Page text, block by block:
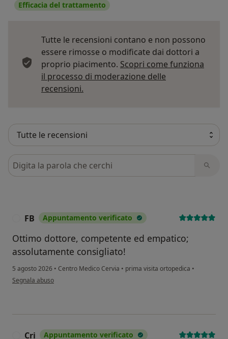
Efficacia del trattamento
Tutte le recensioni contano e non possono
essere rimosse o modificate dai dottori a
proprio piacimento. Scopri come funziona
il processo di moderazione delle
recensioni.
Cerca nelle recensioni
FB Appuntamento verificato
Ottimo dottore, competente ed empatico;
assolutamente consigliato!
5 agosto 2026 • Centro Medico Cervia • prima visita ortopedica •
secondo l'opinione dell'utente FB
Segnala abuso
Cri Appuntamento verificato